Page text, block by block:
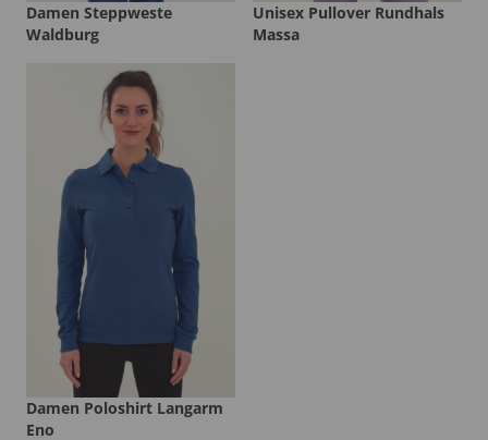
Damen Steppweste
Waldburg
Unisex Pullover Rundhals
Massa
Damen Poloshirt Langarm
Eno